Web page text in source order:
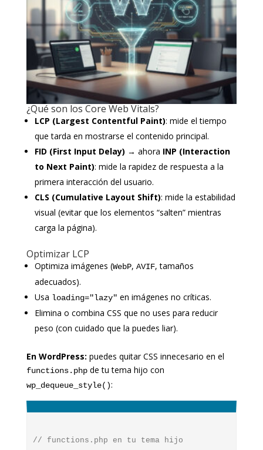
¿Qué son los Core Web Vitals?
LCP (Largest Contentful Paint): mide el tiempo
que tarda en mostrarse el contenido principal.
FID (First Input Delay) → ahora INP (Interaction
to Next Paint): mide la rapidez de respuesta a la
primera interacción del usuario.
CLS (Cumulative Layout Shift): mide la estabilidad
visual (evitar que los elementos “salten” mientras
carga la página).
Optimizar LCP
Optimiza imágenes (WebP, AVIF, tamaños
adecuados).
Usa loading="lazy" en imágenes no críticas.
Elimina o combina CSS que no uses para reducir
peso (con cuidado que la puedes liar).
En WordPress: puedes quitar CSS innecesario en el
functions.phpde tu tema hijo con
wp_dequeue_style():
// functions.php en tu tema hijo